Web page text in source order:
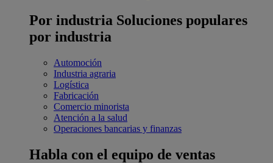
Por industria Soluciones populares
por industria
Automoción
Industria agraria
Logística
Fabricación
Comercio minorista
Atención a la salud
Operaciones bancarias y finanzas
Habla con el equipo de ventas